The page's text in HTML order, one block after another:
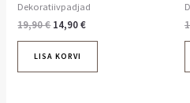
Dekoratiivpadjad
19,90€ 14,90€
LISA KORVI